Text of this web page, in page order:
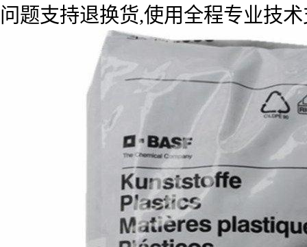
问题支持退换货,使用全程专业技